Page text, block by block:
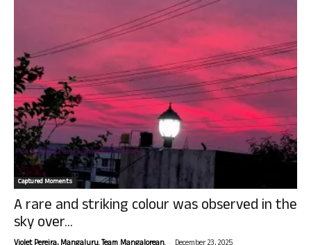
Captured Moments
A rare and striking colour was observed in the
sky over...
-